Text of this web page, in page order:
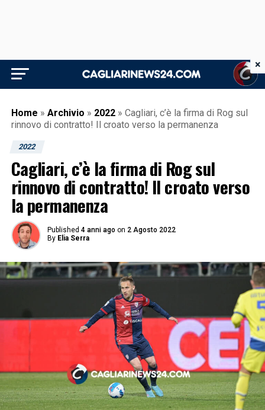
Home » Archivio » 2022 » Cagliari, c’è la firma di Rog sul
rinnovo di contratto! Il croato verso la permanenza
2022
Cagliari, c’è la firma di Rog sul
rinnovo di contratto! Il croato verso
la permanenza
Published 4 anni ago on 2 Agosto 2022
By Elia Serra
×